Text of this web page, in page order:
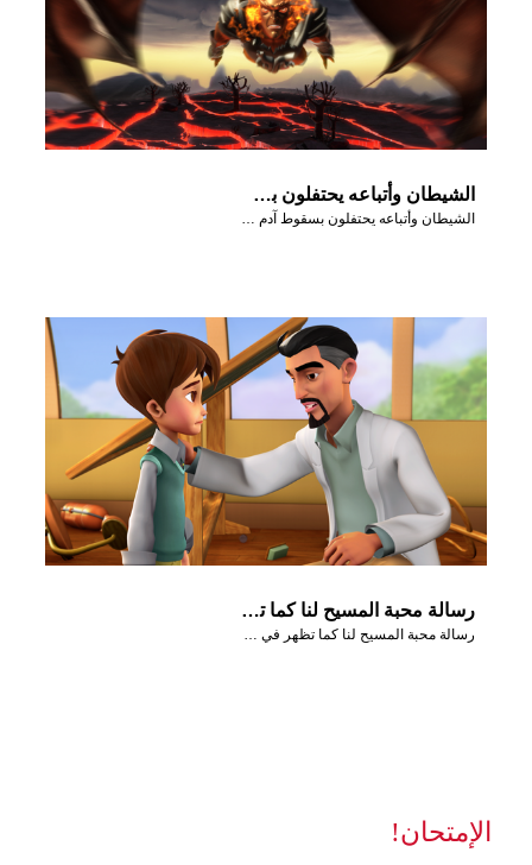
الشيطان وأتباعه يحتفلون بسقوط آدم وحوا في جنة عدن.
الشيطان وأتباعه يحتفلون بسقوط آدم وحوا في جنة عدن.
رسالة محبة المسيح لنا كما تظهر في مشاهد من حلقة: في البدء
رسالة محبة المسيح لنا كما تظهر في مشاهد من حلقة: في البدء
الإمتحان!